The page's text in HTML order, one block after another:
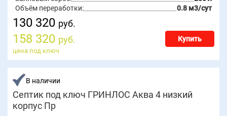
Объём переработки:
0.8 м3/сут
130 320 руб.
158 320 руб. Купить
цена под ключ
В наличии
Септик под ключ ГРИНЛОС Аква 4 низкий
корпус Пр